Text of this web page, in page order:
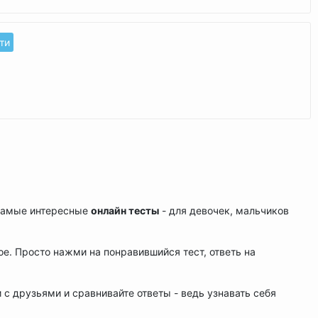
интересные онлайн тесты - для девочек, мальчиков
Просто нажми на понравившийся тест, ответь на
друзьями и сравнивайте ответы - ведь узнавать себя